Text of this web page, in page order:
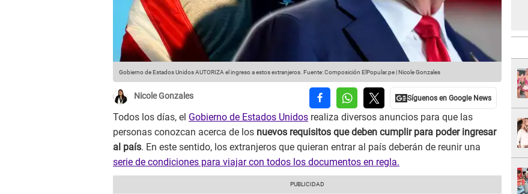
Gobierno de Estados Unidos AUTORIZA el ingreso a estos extranjeros. Fuente: Composición ElPopular.pe | Nicole Gonzales
Nicole Gonzales
Todos los días, el Gobierno de Estados Unidos realiza diversos anuncios para que las
personas conozcan acerca de los nuevos requisitos que deben cumplir para poder ingresar
al país. En este sentido, los extranjeros que quieran entrar al país deberán de reunir una
serie de condiciones para viajar con todos los documentos en regla.